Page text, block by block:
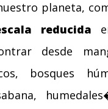
planeta,
reducida
desde
bosques